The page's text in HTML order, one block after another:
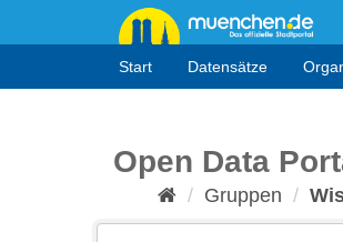
Start Datensätze
Open Data
Gruppen